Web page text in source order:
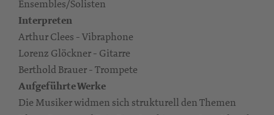
Ensembles/Solisten
Interpreten
Arthur Clees - Vibraphone
Lorenz Glöckner - Gitarre
Berthold Brauer - Trompete
Aufgeführte Werke
Die Musiker widmen sich strukturell den Themen